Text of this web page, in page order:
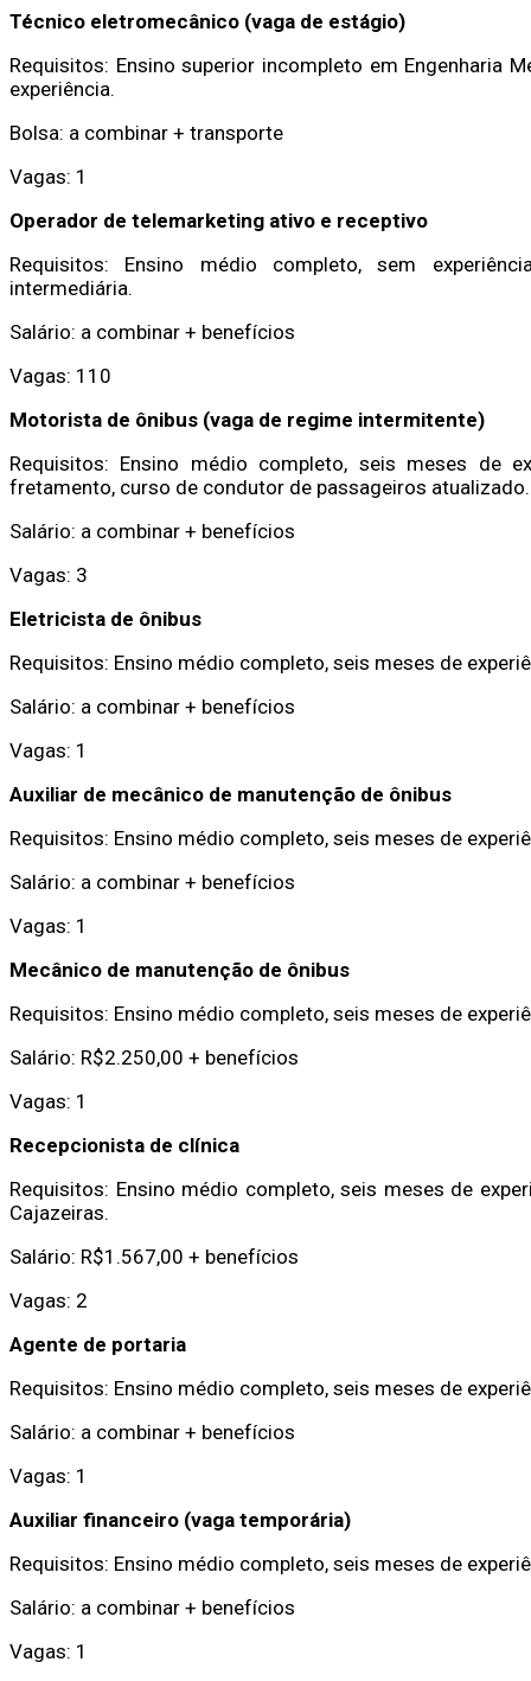
Técnico eletromecânico (vaga de estágio)
Requisitos: Ensino superior incompleto em Engenharia
experiência.
Bolsa: a combinar + transporte
Vagas: 1
Operador de telemarketing ativo e receptivo
Requisitos: Ensino médio completo, sem
intermediária.
Salário: a combinar + benefícios
Vagas: 110
Motorista de ônibus (vaga de regime intermitente)
Requisitos: Ensino médio completo, seis meses de
fretamento, curso de condutor de passageiros atualizado.
Salário: a combinar + benefícios
Vagas: 3
Eletricista de ônibus
Requisitos: Ensino médio completo, seis meses de
Salário: a combinar + benefícios
Vagas: 1
Auxiliar de mecânico de manutenção de ônibus
Requisitos: Ensino médio completo, seis meses de
Salário: a combinar + benefícios
Vagas: 1
Mecânico de manutenção de ônibus
Requisitos: Ensino médio completo, seis meses de
Salário: R$2.250,00 + benefícios
Vagas: 1
Recepcionista de clínica
Requisitos: Ensino médio completo, seis meses de
Cajazeiras.
Salário: R$1.567,00 + benefícios
Vagas: 2
Agente de portaria
Requisitos: Ensino médio completo, seis meses de
Salário: a combinar + benefícios
Vagas: 1
Auxiliar financeiro (vaga temporária)
Requisitos: Ensino médio completo, seis meses de
Salário: a combinar + benefícios
Vagas: 1